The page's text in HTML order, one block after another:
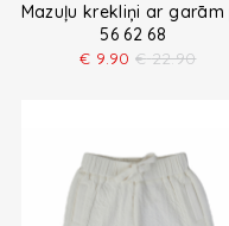
Mazuļu krekliņi ar
56 62 68
€ 9.90 € 22.90